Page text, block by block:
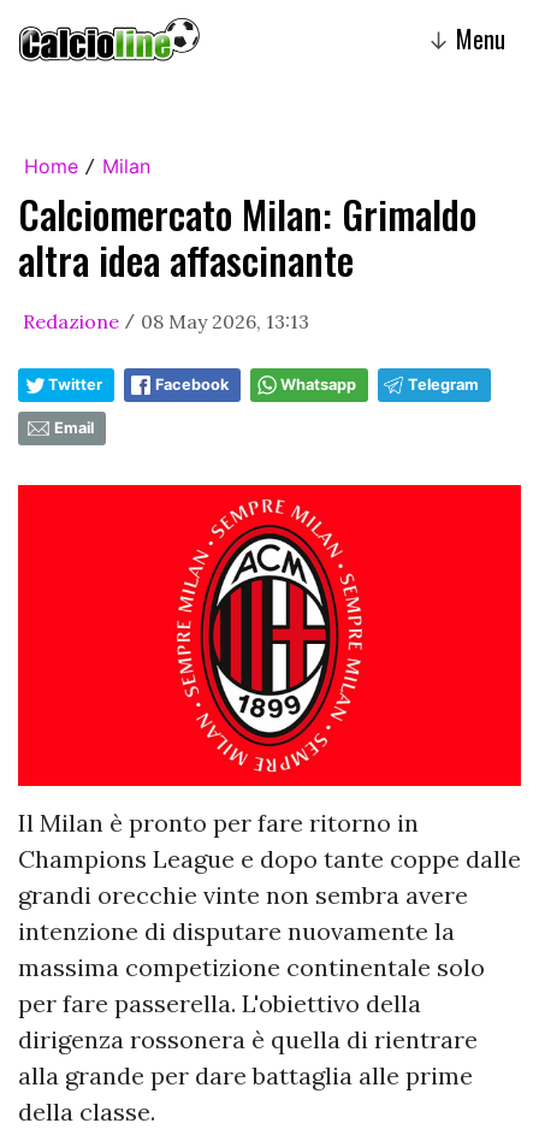
↓ Menu
Home / Milan
Calciomercato Milan: Grimaldo
altra idea affascinante
Redazione / 08 May 2026, 13:13
Twitter Facebook Whatsapp Telegram
Email
Il Milan è pronto per fare ritorno in
Champions League e dopo tante coppe dalle
grandi orecchie vinte non sembra avere
intenzione di disputare nuovamente la
massima competizione continentale solo
per fare passerella. L'obiettivo della
dirigenza rossonera è quella di rientrare
alla grande per dare battaglia alle prime
della classe.